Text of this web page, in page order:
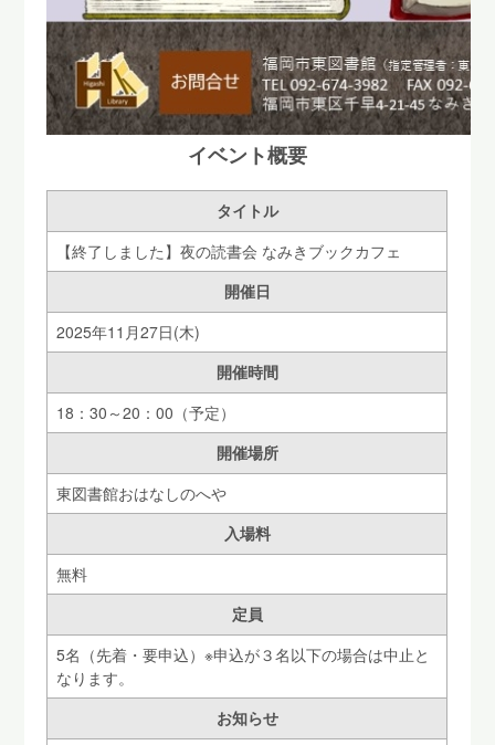
イベント概要
タイトル
【終了しました】夜の読書会 なみきブックカフェ
開催日
2025年11月27日(木)
開催時間
18：30～20：00（予定）
開催場所
東図書館おはなしのへや
入場料
無料
定員
5名（先着・要申込）※申込が３名以下の場合は中止と
なります。
お知らせ